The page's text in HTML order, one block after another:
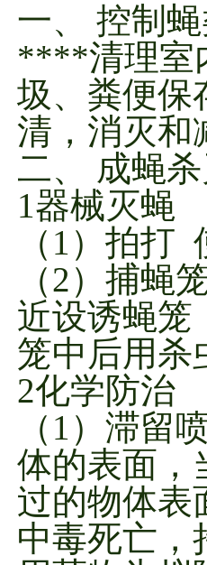
一、 控制
****清理室
圾、粪便保
清，消灭和
二、 成蝇
1器械灭蝇
（1）拍打
（2）捕蝇
近设诱蝇笼
笼中后用杀
2化学防治
（1）滞留
体的表面，
过的物体表
中毒死亡，